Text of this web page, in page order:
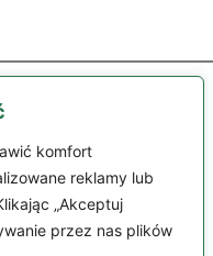
komfort
reklamy lub
„Akceptuj
przez nas plików
Regulamin